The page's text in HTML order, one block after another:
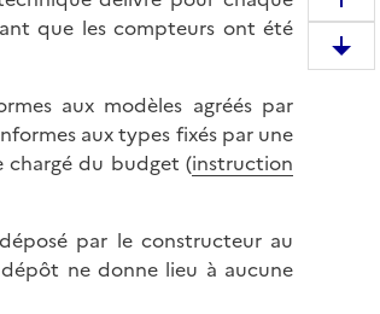
que les compteurs ont été
aux modèles agréés par
aux types fixés par une
du budget (instruction
par le constructeur au
ne donne lieu à aucune
e
m
D